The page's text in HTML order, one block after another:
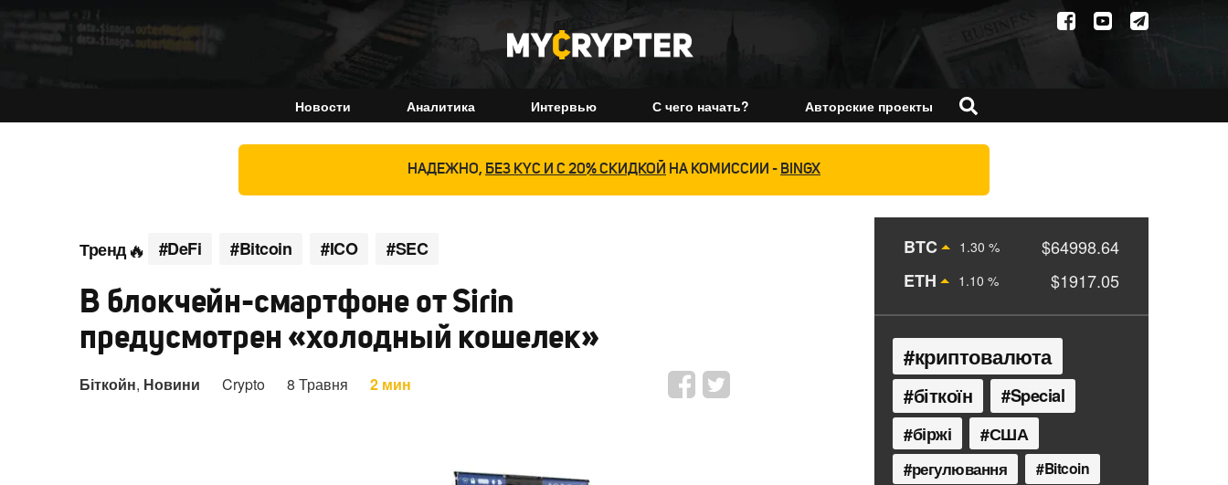
Новости Аналитика Интервью С чего начать? Авторские проекты
НАДЕЖНО, БЕЗ KYC И С 20% СКИДКОЙ НА КОМИССИИ - BINGX
Тренд #DeFi #Bitcoin #ICO #SEC
В блокчейн-смартфоне от Sirin
предусмотрен «холодный кошелек»
Біткойн, Новини Crypto 8 Травня 2 мин
BTC 1.30 %
$64998.64
ETH
1.10 % $1917.05
криптовалюта
біткоїн Special
біржі США
регулювання Bitcoin